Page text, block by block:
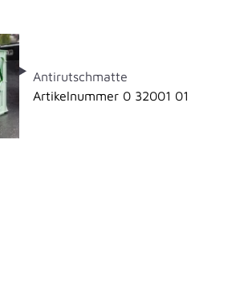
Antirutschmatte
Artikelnummer 0 32001 01